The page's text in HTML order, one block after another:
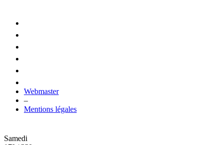
Webmaster
–
Mentions légales
Samedi